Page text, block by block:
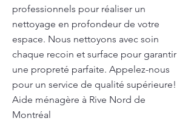
professionnels pour réaliser un
nettoyage en profondeur de votre
espace. Nous nettoyons avec soin
chaque recoin et surface pour garantir
une propreté parfaite. Appelez-nous
pour un service de qualité supérieure!
Aide ménagère à Rive Nord de
Montréal